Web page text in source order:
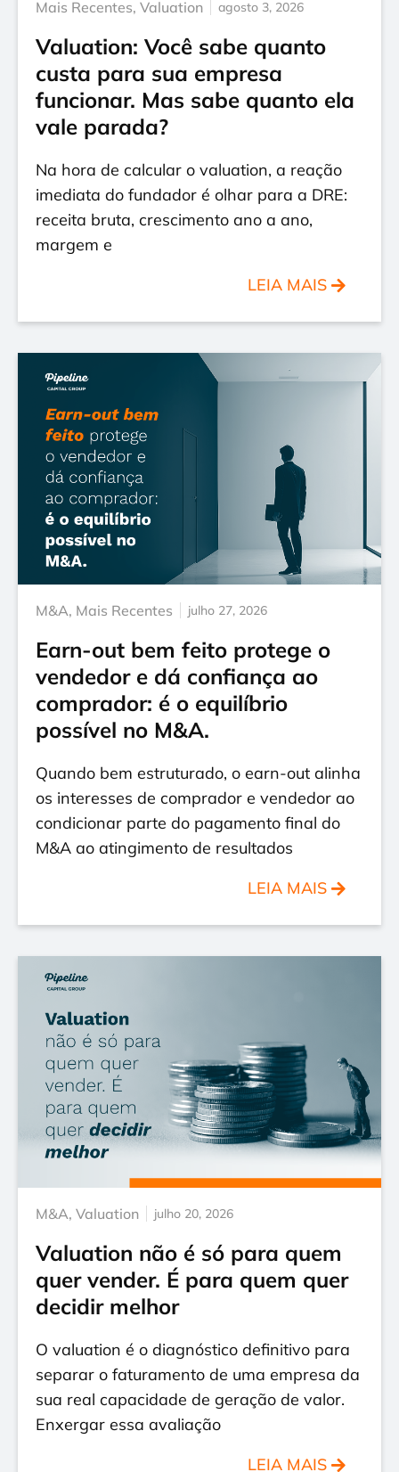
Mais Recentes, Valuation agosto 3, 2026
Valuation: Você sabe quanto
custa para sua empresa
funcionar. Mas sabe quanto ela
vale parada?
Na hora de calcular o valuation, a reação
imediata do fundador é olhar para a DRE:
receita bruta, crescimento ano a ano,
margem e
LEIA MAIS
M&A, Mais Recentes julho 27, 2026
Earn-out bem feito protege o
vendedor e dá confiança ao
comprador: é o equilíbrio
possível no M&A.
Quando bem estruturado, o earn-out alinha
os interesses de comprador e vendedor ao
condicionar parte do pagamento final do
M&A ao atingimento de resultados
LEIA MAIS
M&A, Valuation julho 20, 2026
Valuation não é só para quem
quer vender. É para quem quer
decidir melhor
O valuation é o diagnóstico definitivo para
separar o faturamento de uma empresa da
sua real capacidade de geração de valor.
Enxergar essa avaliação
LEIA MAIS